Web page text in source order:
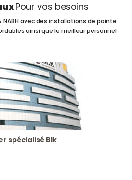
Pour vos besoins
NABH avec des installations de pointe
ainsi que le meilleur personnel
spécialisé Blk